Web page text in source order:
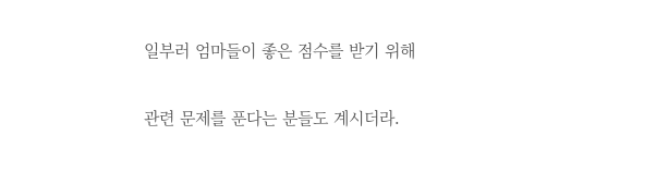
일부러 엄마들이 좋은 점수를 받기 위해
관련 문제를 푼다는 분들도 계시더라.